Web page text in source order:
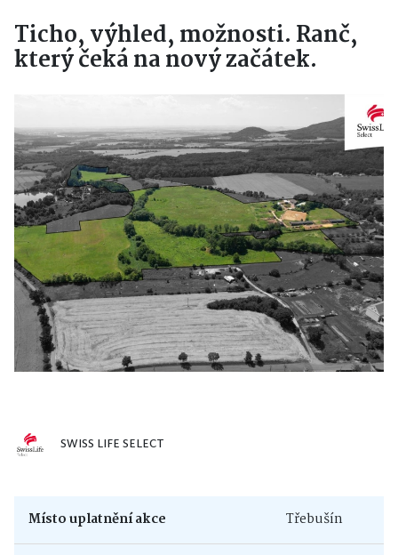
Ticho, výhled, možnosti. Ranč,
který čeká na nový začátek.
SWISS LIFE SELECT
Místo uplatnění akce Třebušín